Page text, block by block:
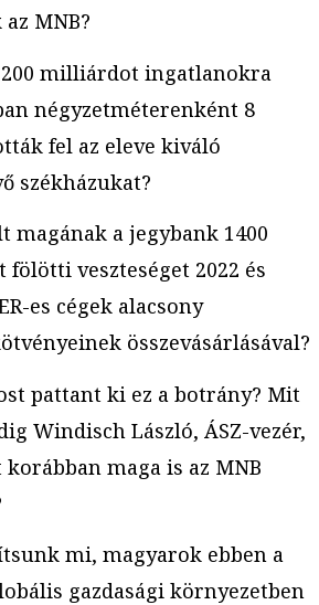
MNB?
milliárdot ingatlanokra
négyzetméterenként 8
fel az eleve kiváló
székházukat?
magának a jegybank 1400
veszteséget 2022 és
es cégek alacsony
összevásárlásával?
pattant ki ez a botrány? Mit
Windisch László, ÁSZ-vezér,
maga is az MNB
mi, magyarok ebben a
gazdasági környezetben